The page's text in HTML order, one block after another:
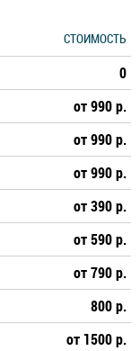
Realme 7 Pro
Realme 8i
C2 2020
Realme C21Y
Realme C3
СТОИМОСТЬ
0
от 990 р.
от 990 р.
от 990 р.
от 390 р.
от 590 р.
от 790 р.
800 р.
от 1500 р.